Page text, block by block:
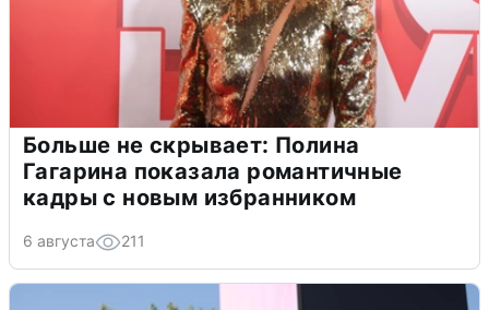
Больше не скрывает: Полина
Гагарина показала романтичные
кадры с новым избранником
6 августа 211